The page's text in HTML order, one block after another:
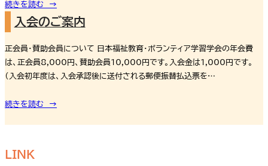
続きを読む →
入会のご案内
正会員・賛助会員について 日本福祉教育・ボランティア学習学会の年会費
は、正会員8,000円、賛助会員10,000円です。入会金は1,000円です。
（入会初年度は、入会承認後に送付される郵便振替払込票を…
続きを読む →
LINK